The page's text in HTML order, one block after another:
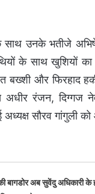
साथ उनके भतीजे
के साथ खुशियों
बख्शी और फिरहाद
रंजन, दिग्गज
अध्यक्ष सौरव गांगुली
बागडोर अब सुवेंदु अधिकारी के